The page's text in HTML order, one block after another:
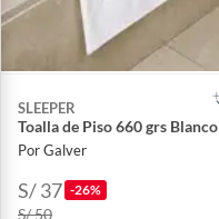
SLEEPER
Toalla de Piso 660 grs Blanco
Por Galver
S/ 37 -26%
S/ 50